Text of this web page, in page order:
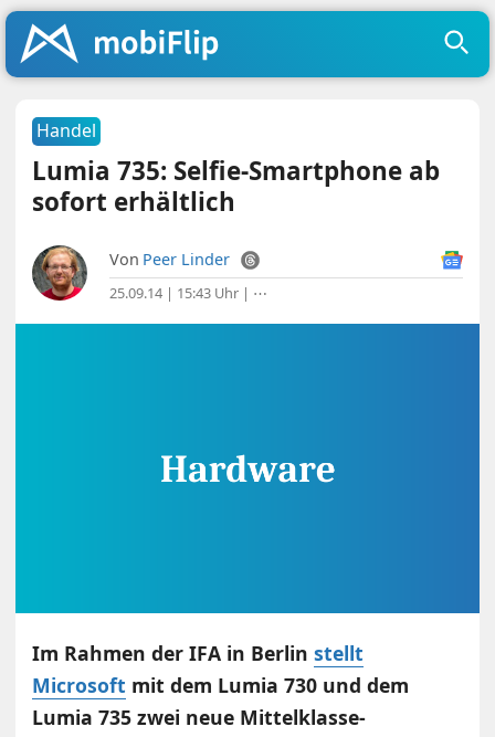
Handel
Lumia 735: Selfie-Smartphone ab
sofort erhältlich
Von Peer Linder
25.09.14 | 15:43 Uhr | ⋯
Im Rahmen der IFA in Berlinstellt
Microsoft mit dem Lumia 730 und dem
Lumia 735 zwei neue Mittelklasse-